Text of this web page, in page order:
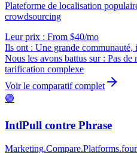
Plateforme de localisation
crowdsourcing
Leur prix : From $40/mo
Ils ont : Une grande
Nous les avons battus sur : Pas de
tarification complexe
Voir le comparatif complet
🟣
IntlPull contre Phrase